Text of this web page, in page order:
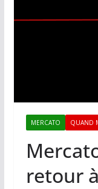
MERCATO QUAND
retour